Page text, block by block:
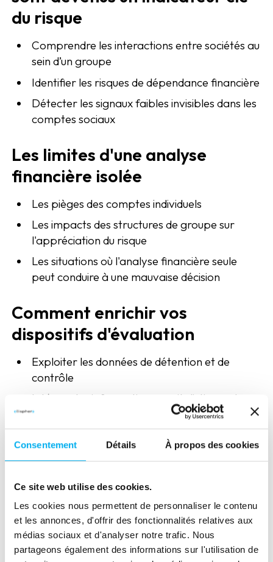
Consentement Détails À propos des cookies
Ce site web utilise des cookies.
Les cookies nous permettent de personnaliser le contenu
et les annonces, d'offrir des fonctionnalités relatives aux
médias sociaux et d'analyser notre trafic. Nous
partageons également des informations sur l'utilisation de
du risque
Comprendre les interactions entre sociétés au
sein d’un groupe
Identifier les risques de dépendance financière
Détecter les signaux faibles invisibles dans les
comptes sociaux
Les limites d'une analyse
financière isolée
Les pièges des comptes individuels
Les impacts des structures de groupe sur
l'appréciation du risque
Les situations où l'analyse financière seule
peut conduire à une mauvaise décision
Comment enrichir vos
dispositifs d'évaluation
Exploiter les données de détention et de
contrôle
Intégrer les informations capitalistiques dans
vos processus de credit management
prévention du risque
Cas pratiques et retours
d'expérience
Exemples concrets d'entreprises dont le
risque réel était masqué ou au contraire